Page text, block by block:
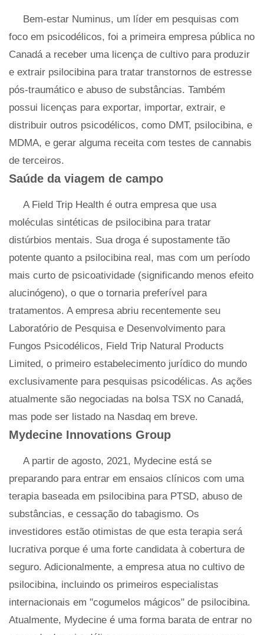
Bem-estar Numinus, um líder em pesquisas com
foco em psicodélicos, foi a primeira empresa pública no
Canadá a receber uma licença de cultivo para produzir
e extrair psilocibina para tratar transtornos de estresse
pós-traumático e abuso de substâncias. Também
possui licenças para exportar, importar, extrair, e
distribuir outros psicodélicos, como DMT, psilocibina, e
MDMA, e gerar alguma receita com testes de cannabis
de terceiros.
Saúde da viagem de campo
A Field Trip Health é outra empresa que usa
moléculas sintéticas de psilocibina para tratar
distúrbios mentais. Sua droga é supostamente tão
potente quanto a psilocibina real, mas com um período
mais curto de psicoatividade (significando menos efeito
alucinógeno), o que o tornaria preferível para
tratamentos. A empresa abriu recentemente seu
Laboratório de Pesquisa e Desenvolvimento para
Fungos Psicodélicos, Field Trip Natural Products
Limited, o primeiro estabelecimento jurídico do mundo
exclusivamente para pesquisas psicodélicas. As ações
atualmente são negociadas na bolsa TSX no Canadá,
mas pode ser listado na Nasdaq em breve.
Mydecine Innovations Group
A partir de agosto, 2021, Mydecine está se
preparando para entrar em ensaios clínicos com uma
terapia baseada em psilocibina para PTSD, abuso de
substâncias, e cessação do tabagismo. Os
investidores estão otimistas de que esta terapia será
lucrativa porque é uma forte candidata à cobertura de
seguro. Adicionalmente, a empresa atua no cultivo de
psilocibina, incluindo os primeiros especialistas
internacionais em "cogumelos mágicos" de psilocibina.
Atualmente, Mydecine é uma forma barata de entrar no